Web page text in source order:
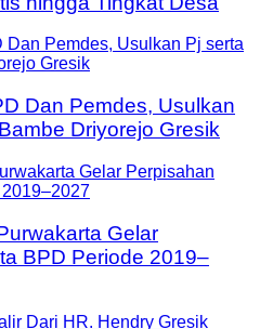
Dan Pemdes, Usulkan
Driyorejo Gresik
Gelar
BPD Periode 2019–